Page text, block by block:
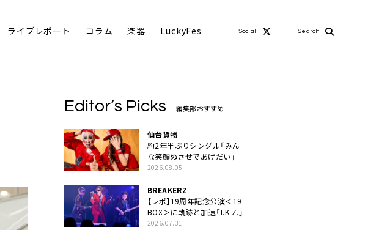
ライブレポート コラム 楽器 LuckyFes Social Search
Editor’s Picks 編集部おすすめ
仙台貨物
約2年半ぶりシングル「みん
な笑顔ぬさせであげだい」
2026.08.05
BREAKERZ
【レポ】19周年記念公演＜19
BOX＞に軌跡と加速「I.K.Z.」
2026.07.31